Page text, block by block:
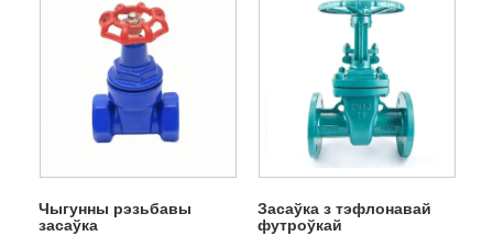
Чыгунны рэзьбавы
засаўка
Засаўка з тэфлонавай
футроўкай